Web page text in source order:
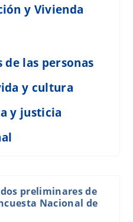
y Vivienda
de las personas
y cultura
y justicia
preliminares de
Nacional de